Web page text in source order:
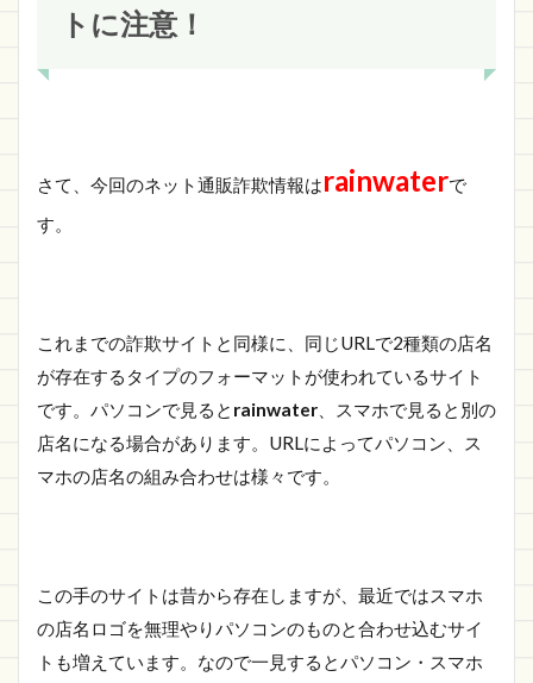
の詐欺サ
イト情報
ごに
トに注意！
さて、今回のネット通販詐欺情報はrainwaterで
す。
これまでの詐欺サイトと同様に、同じURLで2種類の店名
が存在するタイプのフォーマットが使われているサイト
です。パソコンで見ると rainwater 、スマホで見ると別の
店名になる場合があります。URLによってパソコン、ス
マホの店名の組み合わせは様々です。
この手のサイトは昔から存在しますが、最近ではスマホ
の店名ロゴを無理やりパソコンのものと合わせ込むサイ
トも増えています。なので一見するとパソコン・スマホ